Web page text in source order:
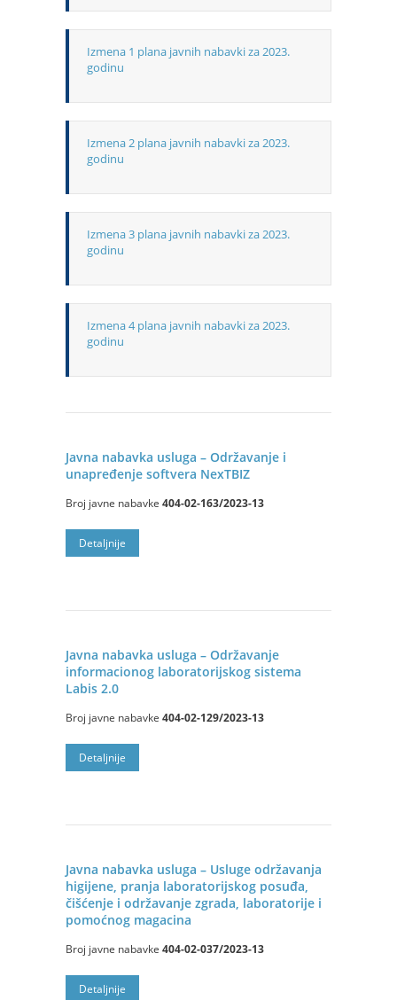
Izmena 1 plana javnih nabavki za 2023.
godinu
Izmena 2 plana javnih nabavki za 2023.
godinu
Izmena 3 plana javnih nabavki za 2023.
godinu
Izmena 4 plana javnih nabavki za 2023.
godinu
Javna nabavka usluga – Održavanje i
unapređenje softvera NexTBIZ
Broj javne nabavke 404-02-163/2023-13
Detaljnije
Javna nabavka usluga – Održavanje
informacionog laboratorijskog sistema
Labis 2.0
Broj javne nabavke 404-02-129/2023-13
Detaljnije
Javna nabavka usluga – Usluge održavanja
higijene, pranja laboratorijskog posuđa,
čišćenje i održavanje zgrada, laboratorije i
pomoćnog magacina
Broj javne nabavke 404-02-037/2023-13
Detaljnije